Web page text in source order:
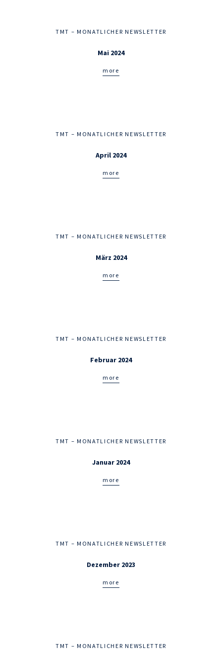
TMT – MONATLICHER NEWSLETTER
Mai 2024
more
TMT – MONATLICHER NEWSLETTER
April 2024
more
TMT – MONATLICHER NEWSLETTER
März 2024
more
TMT – MONATLICHER NEWSLETTER
Februar 2024
more
TMT – MONATLICHER NEWSLETTER
Januar 2024
more
TMT – MONATLICHER NEWSLETTER
Dezember 2023
more
TMT – MONATLICHER NEWSLETTER